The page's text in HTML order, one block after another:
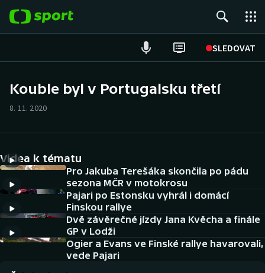
SLEDOVAT
Hokej
Tenis
Atletika
Cyklistika
DALŠÍ SPORTY
Americký fotbal
NEPŘEHLÉDNĚTE
Kouble byl v Portugalsku třetí
8. 11. 2020
Videa k tématu
Pro Jakuba Terešáka skončila po pádu
sezona MČR v motokrosu
Pajari po Estonsku vyhrál i domácí
Finskou rallye
Dvě závěrečné jízdy Jana Kvěcha a finále
GP v Lodži
Ogier a Evans ve Finské rallye havarovali,
vede Pajari